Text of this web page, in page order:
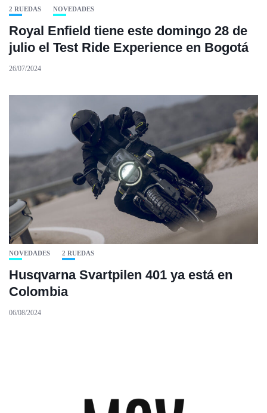
2 RUEDAS NOVEDADES
Royal Enfield tiene este domingo 28 de
julio el Test Ride Experience en Bogotá
26/07/2024
NOVEDADES 2 RUEDAS
Husqvarna Svartpilen 401 ya está en
Colombia
06/08/2024